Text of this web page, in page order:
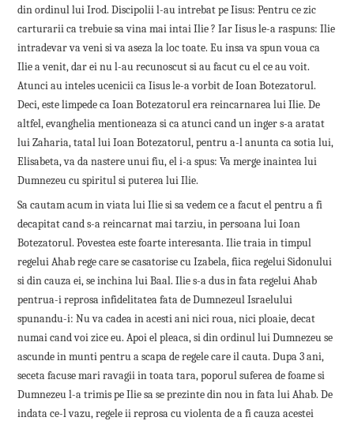
din ordinul lui Irod. Discipolii l-au intrebat pe Iisus: Pentru ce zic
carturarii ca trebuie sa vina mai intai Ilie ? Iar Iisus le-a raspuns: Ilie
intradevar va veni si va aseza la loc toate. Eu insa va spun voua ca
Ilie a venit, dar ei nu l-au recunoscut si au facut cu el ce au voit.
Atunci au inteles ucenicii ca Iisus le-a vorbit de Ioan Botezatorul.
Deci, este limpede ca Ioan Botezatorul era reincarnarea lui Ilie. De
altfel, evanghelia mentioneaza si ca atunci cand un inger s-a aratat
lui Zaharia, tatal lui Ioan Botezatorul, pentru a-l anunta ca sotia lui,
Elisabeta, va da nastere unui fiu, el i-a spus: Va merge inaintea lui
Dumnezeu cu spiritul si puterea lui Ilie.
Sa cautam acum in viata lui Ilie si sa vedem ce a facut el pentru a fi
decapitat cand s-a reincarnat mai tarziu, in persoana lui Ioan
Botezatorul. Povestea este foarte interesanta. Ilie traia in timpul
regelui Ahab rege care se casatorise cu Izabela, fiica regelui Sidonului
si din cauza ei, se inchina lui Baal. Ilie s-a dus in fata regelui Ahab
pentrua-i reprosa infidelitatea fata de Dumnezeul Israelului
spunandu-i: Nu va cadea in acesti ani nici roua, nici ploaie, decat
numai cand voi zice eu. Apoi el pleaca, si din ordinul lui Dumnezeu se
ascunde in munti pentru a scapa de regele care il cauta. Dupa 3 ani,
seceta facuse mari ravagii in toata tara, poporul suferea de foame si
Dumnezeu l-a trimis pe Ilie sa se prezinte din nou in fata lui Ahab. De
indata ce-l vazu, regele ii reprosa cu violenta de a fi cauza acestei